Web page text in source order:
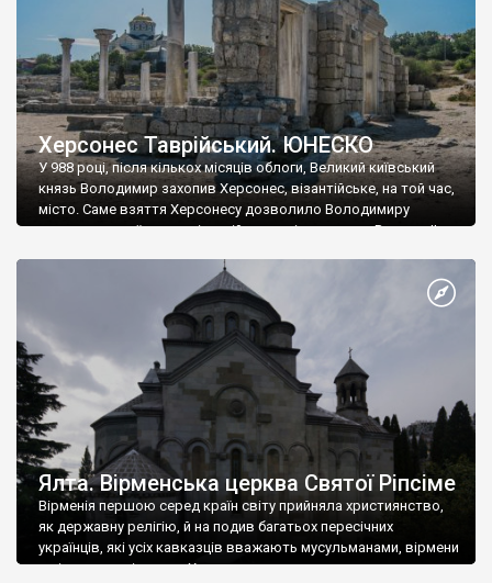
Херсонес Таврійський. ЮНЕСКО
У 988 році, після кількох місяців облоги, Великий київський
князь Володимир захопив Херсонес, візантійське, на той час,
місто. Саме взяття Херсонесу дозволило Володимиру
диктувати свої умови візантійському імператору Василю ІІ, та
Херсонесі Володимир-язичник, став Василем-християнином.
А потім було Хрещення Русі. На честь Херсонесу Таврійського
Ялта. Вірменська церква Святої Ріпсіме
Вірменія першою серед країн світу прийняла християнство,
як державну релігію, й на подив багатьох пересічних
українців, які усіх кавказців вважають мусульманами, вірмени
є відданими вірянами Христа